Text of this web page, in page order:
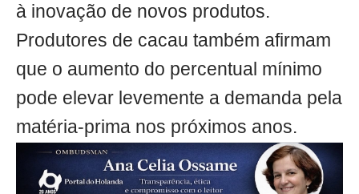
à inovação de novos produtos.
Produtores de cacau também afirmam
que o aumento do percentual mínimo
pode elevar levemente a demanda pela
matéria-prima nos próximos anos.